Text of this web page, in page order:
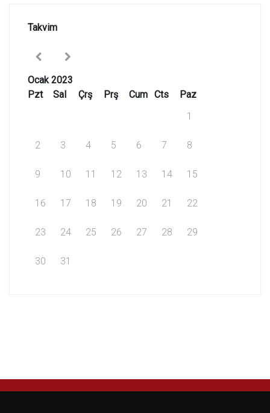
Takvim
Ocak 2023
Pzt
Sal Çrş Prş Cum Cts
Paz
1
2 3 4 5 6 7 8
9 10 11 12 13 14 15
16 17 18 19 20 21 22
23 24 25 26 27 28 29
30 31